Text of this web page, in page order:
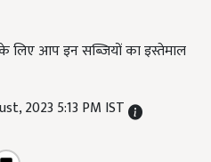
आप इन सब्जियों का इस्तेमाल
2023 5:13 PM IST